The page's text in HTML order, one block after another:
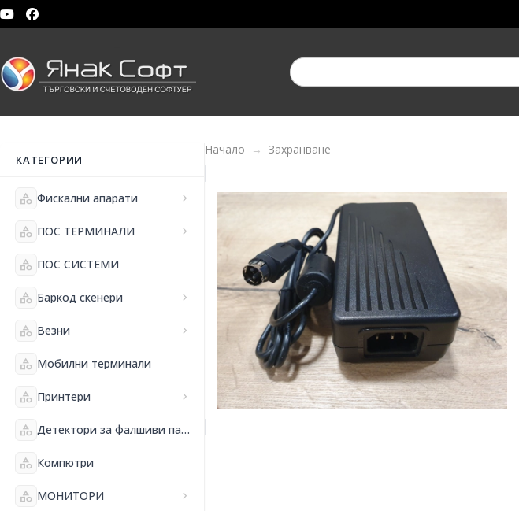
КАТЕГОРИИ
category Фискални апарати chevron_right
category ПОС ТЕРМИНАЛИ chevron_right
category ПОС СИСТЕМИ
category Баркод скенери chevron_right
category Везни chevron_right
category Мобилни терминали
category Принтери chevron_right
category Детектори за фалшиви пари и банкнотоброячни машини
category Компютри
category МОНИТОРИ chevron_right
Начало Захранване